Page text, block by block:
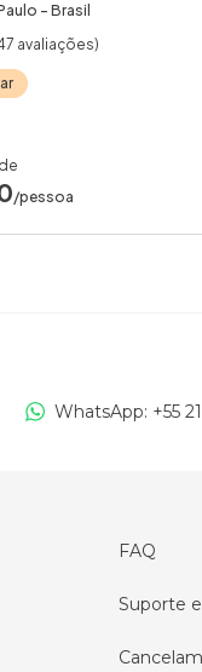
- Brasil
avaliações)
/pessoa
WhatsApp: +55
FAQ
Suporte